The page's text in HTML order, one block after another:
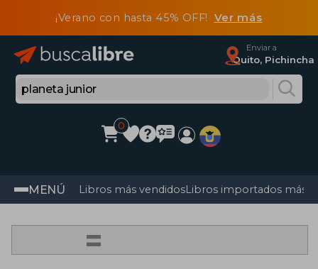
¡Verano con hasta 45% OFF! Ver más
Enviar a
Quito, Pichincha
0
MENÚ Libros más vendidosLibros importados más
=